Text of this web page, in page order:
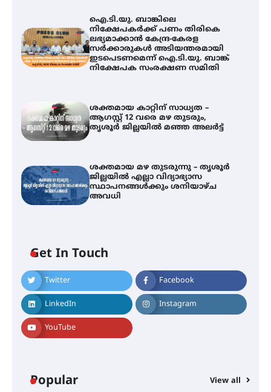
ഐ.ടി.യു. ബാങ്കിലെ
നിക്ഷേപകർക്ക് പണം തിരികെ
ലഭ്യമാക്കാൻ കേന്ദ്ര-കേരള
സർക്കാരുകൾ അടിയന്തരമായി
ഇടപെടണമെന്ന് ഐ.ടി.യു. ബാങ്ക്
നിക്ഷേപക സംരക്ഷണ സമിതി
ശക്തമായ കാറ്റിന് സാധ്യത –
ആഗസ്റ്റ് 12 വരെ മഴ തുടരും,
തൃശൂർ ജില്ലയിൽ മഞ്ഞ അലർട്ട്
ശക്തമായ മഴ തുടരുന്നു – തൃശൂർ
ജില്ലയിൽ എല്ലാ വിദ്യാഭ്യാസ
സ്ഥാപനങ്ങൾക്കും ശനിയാഴ്ച
അവധി
Get In Touch
Twitter Facebook
LinkedIn Instagram
YouTube
Popular View all
ഐ.ടി.യു. ബാങ്കിലെ
നിക്ഷേപകർക്ക് പണം തിരികെ
ലഭ്യമാക്കാൻ കേന്ദ്ര-കേരള
സർക്കാരുകൾ അടിയന്തരമായി
ഇടപെടണമെന്ന് ഐ.ടി.യു. ബാങ്ക്
നിക്ഷേപക സംരക്ഷണ സമിതി
ശക്തമായ കാറ്റിന് സാധ്യത –